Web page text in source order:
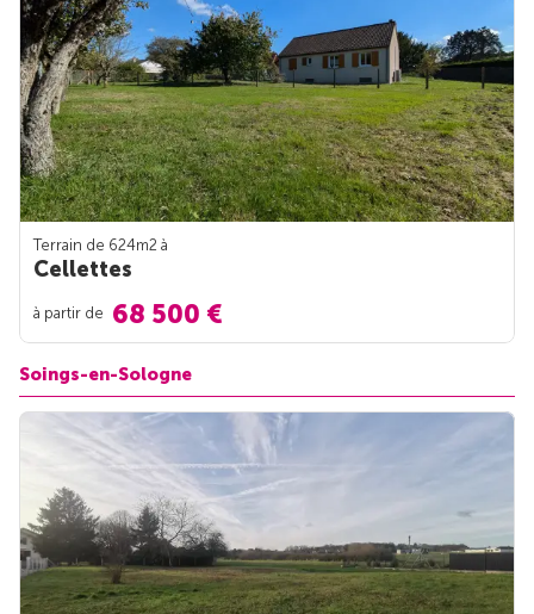
Terrain de 624m2 à
Cellettes
à partir de 68 500 €
Soings-en-Sologne